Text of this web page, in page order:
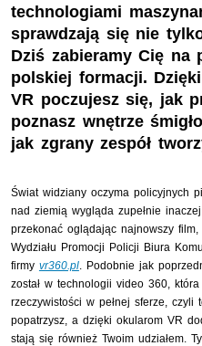
technologiami
sprawdzają się nie
Dziś zabieramy Cię na
polskiej formacji.
VR poczujesz się, jak
poznasz wnętrze
jak zgrany zespół
Świat widziany oczyma policyjnych
nad ziemią wygląda zupełnie
przekonać oglądając najnowszy
Wydziału Promocji Policji Biura
firmy vr360.pl. Podobnie jak
został w technologii video 360,
rzeczywistości w pełnej sferze,
popatrzysz, a dzięki okularom VR
stają się również Twoim udziałem.